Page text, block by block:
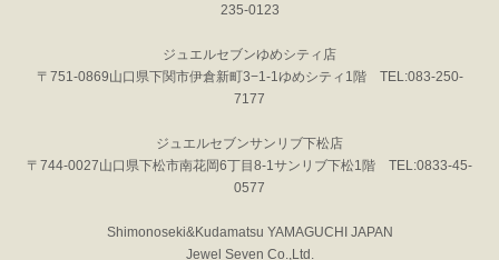
235-0123
ジュエルセブンゆめシティ店
〒751-0869山口県下関市伊倉新町3−1-1ゆめシティ1階 TEL:083-250-
7177
ジュエルセブンサンリブ下松店
〒744-0027山口県下松市南花岡6丁目8-1サンリブ下松1階 TEL:0833-45-
0577
Shimonoseki&Kudamatsu YAMAGUCHI JAPAN
Jewel Seven Co.,Ltd.